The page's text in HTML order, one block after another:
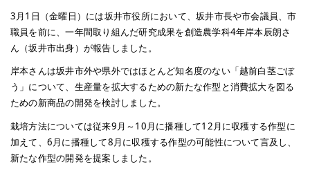
3月1日（金曜日）には坂井市役所において、坂井市長や市会議員、市
職員を前に、一年間取り組んだ研究成果を創造農学科4年岸本辰朗さ
ん（坂井市出身）が報告しました。
岸本さんは坂井市外や県外ではほとんど知名度のない「越前白茎ごぼ
う」について、生産量を拡大するための新たな作型と消費拡大を図る
ための新商品の開発を検討しました。
栽培方法については従来9月～10月に播種して12月に収穫する作型に
加えて、6月に播種して8月に収穫する作型の可能性について言及し、
新たな作型の開発を提案しました。